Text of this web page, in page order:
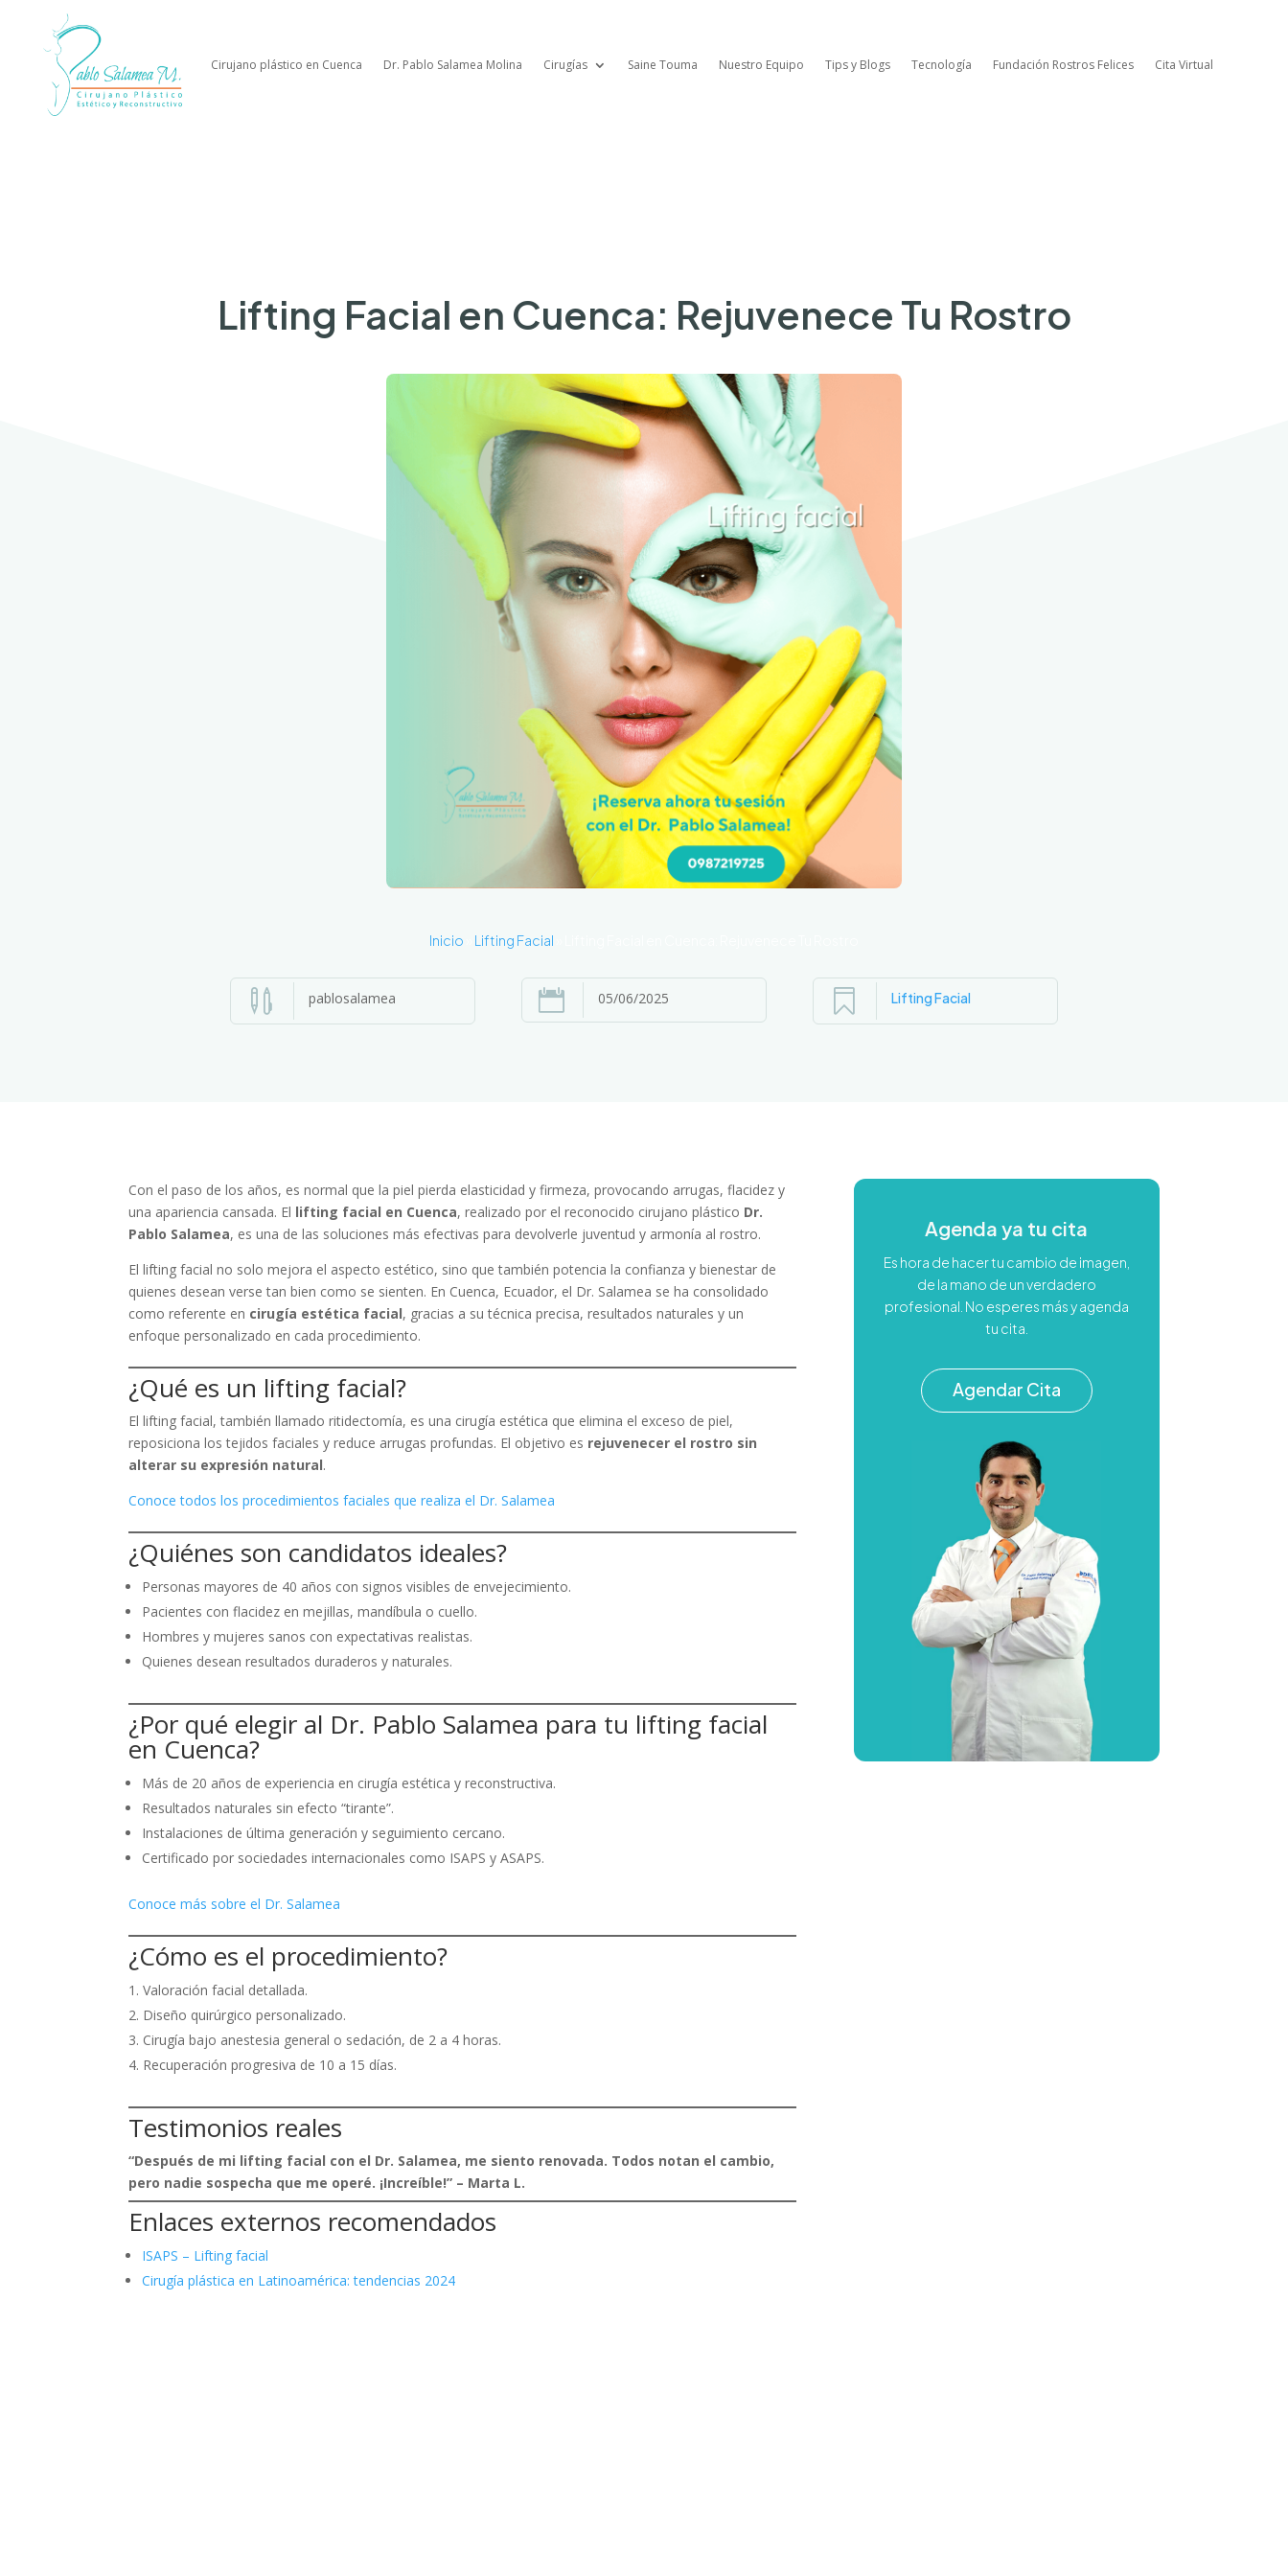
Cirujano plástico en Cuenca Dr. Pablo Salamea Molina Cirugías Saine Touma Nuestro Equipo Tips y Blogs Tecnología Fundación Rostros Felices Cita Virtual
Lifting Facial en Cuenca: Rejuvenece Tu Rostro
Inicio Lifting Facial
 pablosalamea  05/06/2025  Lifting Facial
Con el paso de los años, es normal que la piel pierda elasticidad y firmeza, provocando arrugas, flacidez y
una apariencia cansada. El lifting facial en Cuenca, realizado por el reconocido cirujano plástico Dr.
Pablo Salamea, es una de las soluciones más efectivas para devolverle juventud y armonía al rostro.
El lifting facial no solo mejora el aspecto estético, sino que también potencia la confianza y bienestar de
quienes desean verse tan bien como se sienten. En Cuenca, Ecuador, el Dr. Salamea se ha consolidado
como referente en cirugía estética facial, gracias a su técnica precisa, resultados naturales y un
enfoque personalizado en cada procedimiento.
¿Qué es un lifting facial?
El lifting facial, también llamado ritidectomía, es una cirugía estética que elimina el exceso de piel,
reposiciona los tejidos faciales y reduce arrugas profundas. El objetivo es rejuvenecer el rostro sin
alterar su expresión natural.
Conoce todos los procedimientos faciales que realiza el Dr. Salamea
¿Quiénes son candidatos ideales?
Personas mayores de 40 años con signos visibles de envejecimiento.
Pacientes con flacidez en mejillas, mandíbula o cuello.
Hombres y mujeres sanos con expectativas realistas.
Quienes desean resultados duraderos y naturales.
¿Por qué elegir al Dr. Pablo Salamea para tu lifting facial
en Cuenca?
Más de 20 años de experiencia en cirugía estética y reconstructiva.
Resultados naturales sin efecto “tirante”.
Instalaciones de última generación y seguimiento cercano.
Certificado por sociedades internacionales como ISAPS y ASAPS.
Conoce más sobre el Dr. Salamea
¿Cómo es el procedimiento?
Valoración facial detallada.
Diseño quirúrgico personalizado.
Cirugía bajo anestesia general o sedación, de 2 a 4 horas.
Recuperación progresiva de 10 a 15 días.
Testimonios reales
“Después de mi lifting facial con el Dr. Salamea, me siento renovada. Todos notan el cambio,
pero nadie sospecha que me operé. ¡Increíble!” – Marta L.
Enlaces externos recomendados
ISAPS – Lifting facial
Cirugía plástica en Latinoamérica: tendencias 2024
Agenda ya tu cita
Es hora de hacer tu cambio de imagen,
de la mano de un verdadero
profesional. No esperes más y agenda
tu cita.
Agendar Cita